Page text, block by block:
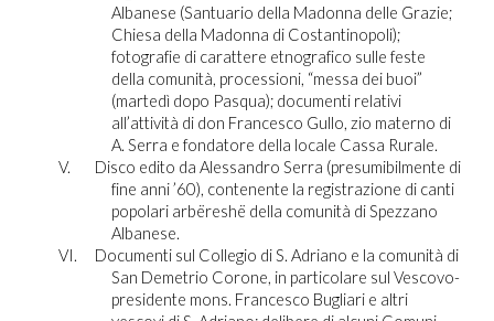
Albanese (Santuario della Madonna delle Grazie;
Chiesa della Madonna di Costantinopoli);
fotografie di carattere etnografico sulle feste
della comunità, processioni, “messa dei buoi”
(martedì dopo Pasqua); documenti relativi
all’attività di don Francesco Gullo, zio materno di
A. Serra e fondatore della locale Cassa Rurale.
V.
Disco edito da Alessandro Serra (presumibilmente di
fine anni ’60), contenente la registrazione di canti
popolari arbëreshë della comunità di Spezzano
Albanese.
VI.
Documenti sul Collegio di S. Adriano e la comunità di
San Demetrio Corone, in particolare sul Vescovo-
presidente mons. Francesco Bugliari e altri